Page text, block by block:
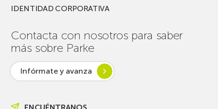
IDENTIDAD CORPORATIVA
Contacta con nosotros para saber
más sobre Parke
Infórmate y avanza